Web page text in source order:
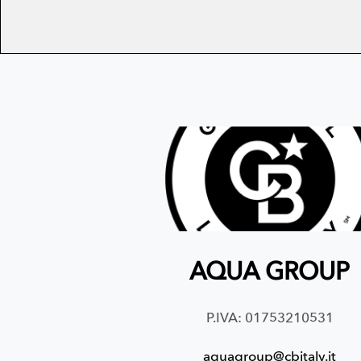
AQUA GROUP
P.IVA: 01753210531
aquagroup@cbitaly.it